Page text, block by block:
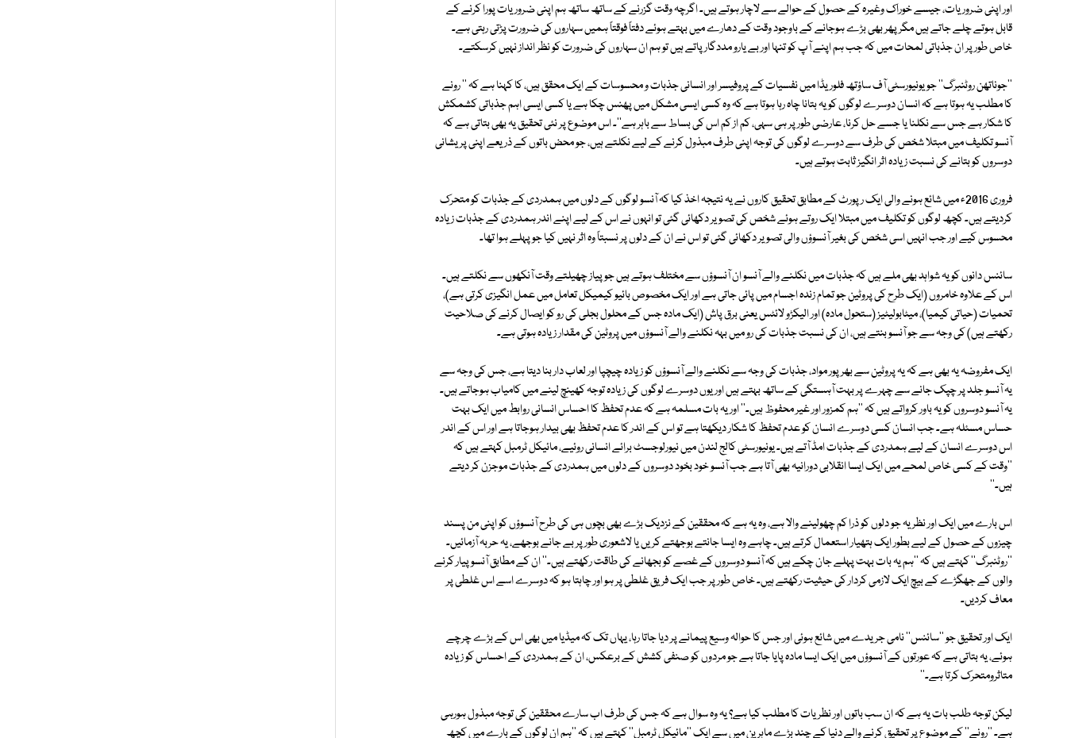
اور اپنی ضروریات، جیسے خوراک وغیرہ کے حصول کے حوالے سے لاچار ہوتے ہیں۔ اگرچہ وقت گزرنے کے ساتھ ساتھ ہم اپنی ضروریات پورا کرنے کے
قابل ہوتے چلے جاتے ہیں مگر پھر بھی بڑے ہوجانے کے باوجود وقت کے دھارے میں بہتے ہوئے دفتاً فوقتاً ہمیں سہاروں کی ضرورت پڑتی رہتی ہے۔
خاص طور پر ان جذباتی لمحات میں کہ جب ہم اپنے آپ کو تنہا اور بے یارو مددگار پاتے ہیں تو ہم ان سہاروں کی ضرورت کو نظر انداز نہیں کرسکتے۔
''جوناتھن روٹنبرگ'' جو یونیورسٹی آف ساؤتھ فلوریڈا میں نفسیات کے پروفیسر اور انسانی جذبات و محسوسات کے ایک محقق ہیں، کا کہنا ہے کہ '' رونے
کا مطلب یہ ہوتا ہے کہ انسان دوسرے لوگوں کو یہ بتانا چاہ رہا ہوتا ہے کہ وہ کسی ایسی مشکل میں پھنس چکا ہے یا کسی ایسی اہم جذباتی کشمکش
کا شکار ہے جس سے نکلنا یا جسے حل کرنا، عارضی طور پر ہی سہی، کم از کم اس کی بساط سے باہر ہے''۔ اس موضوع پر نئی تحقیق یہ بھی بتاتی ہے کہ
آنسو تکلیف میں مبتلا شخص کی طرف سے دوسرے لوگوں کی توجہ اپنی طرف مبذول کرنے کے لیے نکلتے ہیں، جو محض باتوں کے ذریعے اپنی پریشانی
دوسروں کو بتانے کی نسبت زیادہ اثر انگیز ثابت ہوتے ہیں۔
فروری 2016ء میں شائع ہونے والی ایک رپورٹ کے مطابق تحقیق کاروں نے یہ نتیجہ اخذ کیا کہ آنسو لوگوں کے دلوں میں ہمدردی کے جذبات کو متحرک
کردیتے ہیں۔ کچھ لوگوں کو تکلیف میں مبتلا ایک روتے ہوئے شخص کی تصویر دکھائی گئی تو انہوں نے اس کے لیے اپنے اندر ہمدردی کے جذبات زیادہ
محسوس کیے اور جب انہیں اسی شخص کی بغیر آنسوؤں والی تصویر دکھائی گئی تو اس نے ان کے دلوں پر نسبتاً وہ اثر نہیں کیا جو پہلے ہوا تھا۔
سائنس دانوں کو یہ شواہد بھی ملے ہیں کہ جذبات میں نکلنے والے آنسو ان آنسوؤں سے مختلف ہوتے ہیں جو پیاز چھیلتے وقت آنکھوں سے نکلتے ہیں۔
اس کے علاوہ خامروں (ایک طرح کی پروٹین جو تمام زندہ اجسام میں پائی جاتی ہے اور ایک مخصوص بائیو کیمیکل تعامل میں عمل انگیزی کرتی ہے)،
تحمیات (حیاتی کیمیا)، میٹابولیٹیز (ستحول مادہ) اور الیکڑو لائٹس یعنی برق پاش (ایک مادہ جس کے محلول بجلی کی رو کو ایصال کرنے کی صلاحیت
رکھتے ہیں) کی وجہ سے جو آنسو بنتے ہیں، ان کی نسبت جذبات کی رو میں بہہ نکلنے والے آنسوؤں میں پروٹین کی مقدار زیادہ ہوتی ہے۔
ایک مفروضہ یہ بھی ہے کہ یہ پروٹین سے بھر پور مواد، جذبات کی وجہ سے نکلنے والے آنسوؤں کو زیادہ چیچپا اور لعاب دار بنا دیتا ہے، جس کی وجہ سے
یہ آنسو جلد پر چپک جانے سے چہرے پر بہت آہستگی کے ساتھ بہتے ہیں اور یوں دوسرے لوگوں کی زیادہ توجہ کھینچ لینے میں کامیاب ہوجاتے ہیں۔
یہ آنسو دوسروں کو یہ باور کرواتے ہیں کہ ''ہم کمزور اور غیر محفوظ ہیں۔'' اور یہ بات مسلمہ ہے کہ عدم تحفظ کا احساس انسانی روابط میں ایک بہت
حساس مسئلہ ہے۔ جب انسان کسی دوسرے انسان کو عدم تحفظ کا شکار دیکھتا ہے تو اس کے اندر کا عدم تحفظ بھی بیدار ہوجاتا ہے اور اس کے اندر
اس دوسرے انسان کے لیے ہمدردی کے جذبات امڈ آتے ہیں۔ یونیورسٹی کالج لندن میں نیورلوجسٹ برائے انسانی روئیے، مائیکل ٹرمبل کہتے ہیں کہ
''وقت کے کسی خاص لمحے میں ایک ایسا انقلابی دورانیہ بھی آتا ہے جب آنسو خود بخود دوسروں کے دلوں میں ہمدردی کے جذبات موجزن کر دیتے
ہیں۔''
اس بارے میں ایک اور نظریہ جو دلوں کو ذرا کم چھولینے والا ہے، وہ یہ ہے کہ محققین کے نزدیک بڑے بھی بچوں ہی کی طرح آنسوؤں کو اپنی من پسند
چیزوں کے حصول کے لیے بطور ایک ہتھیار استعمال کرتے ہیں۔ چاہے وہ ایسا جانتے بوجھتے کریں یا لاشعوری طور پر بے جانے بوجھے، یہ حربہ آزمائیں۔
''روٹنبرگ'' کہتے ہیں کہ ''ہم یہ بات بہت پہلے جان چکے ہیں کہ آنسو دوسروں کے غصے کو بجھانے کی طاقت رکھتے ہیں۔'' ان کے مطابق آنسو پیار کرنے
والوں کے جھگڑے کے بیچ ایک لازمی کردار کی حیثیت رکھتے ہیں۔ خاص طور پر جب ایک فریق غلطی پر ہو اور چاہتا ہو کہ دوسرے اسے اس غلطی پر
معاف کردیں۔
ایک اور تحقیق جو ''سائنس'' نامی جریدے میں شائع ہوئی اور جس کا حوالہ وسیع پیمانے پر دیا جاتا رہا، یہاں تک کہ میڈیا میں بھی اس کے بڑے چرچے
ہوئے، یہ بتاتی ہے کہ عورتوں کے آنسوؤں میں ایک ایسا مادہ پایا جاتا ہے جو مردوں کو صنفی کشش کے برعکس، ان کے ہمدردی کے احساس کو زیادہ
متاثرومتحرک کرتا ہے۔''
لیکن توجہ طلب بات یہ ہے کہ ان سب باتوں اور نظریات کا مطلب کیا ہے؟ یہ وہ سوال ہے کہ جس کی طرف اب سارے محققین کی توجہ مبذول ہورہی
ہے۔ ''رونے'' کے موضوع پر تحقیق کرنے والے دنیا کے چند بڑے ماہرین میں سے ایک ''مائیکل ٹرمبل'' کہتے ہیں کہ ''ہم ان لوگوں کے بارے میں کچھ